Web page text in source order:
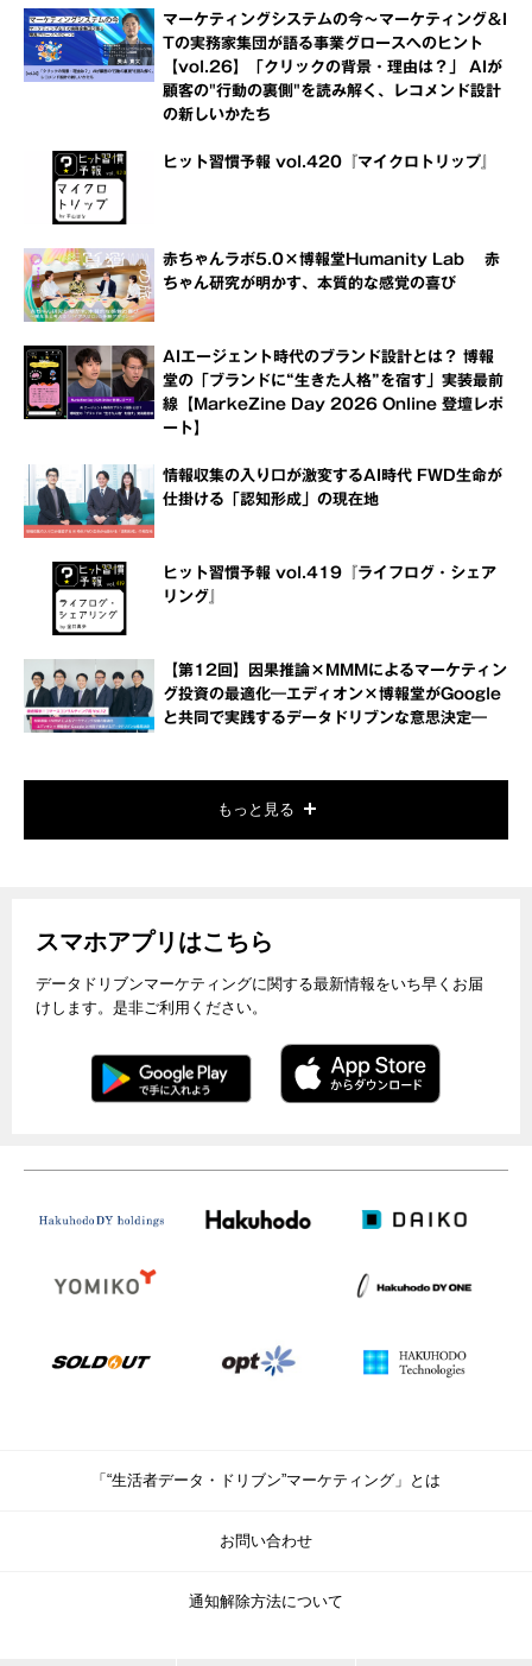
マーケティングシステムの今～マーケティング＆I
Tの実務家集団が語る事業グロースへのヒント
【vol.26】「クリックの背景・理由は？」 AIが
顧客の"行動の裏側"を読み解く、レコメンド設計
の新しいかたち
ヒット習慣予報 vol.420『マイクロトリップ』
赤ちゃんラボ5.0×博報堂Humanity Lab 赤
ちゃん研究が明かす、本質的な感覚の喜び
AIエージェント時代のブランド設計とは？ 博報
堂の「ブランドに“生きた人格”を宿す」実装最前
線【MarkeZine Day 2026 Online 登壇レポ
ート】
情報収集の入り口が激変するAI時代 FWD生命が
仕掛ける「認知形成」の現在地
ヒット習慣予報 vol.419『ライフログ・シェア
リング』
【第12回】因果推論×MMMによるマーケティン
グ投資の最適化―エディオン×博報堂がGoogle
と共同で実践するデータドリブンな意思決定―
もっと見る
スマホアプリはこちら
データドリブンマーケティングに関する最新情報をいち早くお届
けします。是非ご利用ください。
「“生活者データ・ドリブン”マーケティング」とは
お問い合わせ
通知解除方法について